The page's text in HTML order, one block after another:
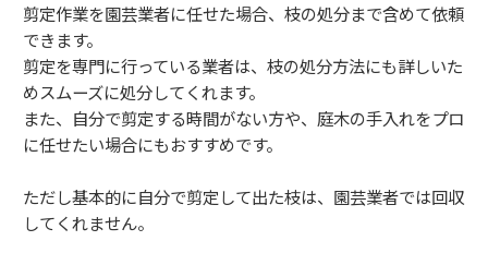
剪定作業を園芸業者に任せた場合、枝の処分まで含めて依頼
できます。
剪定を専門に行っている業者は、枝の処分方法にも詳しいた
めスムーズに処分してくれます。
また、自分で剪定する時間がない方や、庭木の手入れをプロ
に任せたい場合にもおすすめです。
ただし基本的に自分で剪定して出た枝は、園芸業者では回収
してくれません。